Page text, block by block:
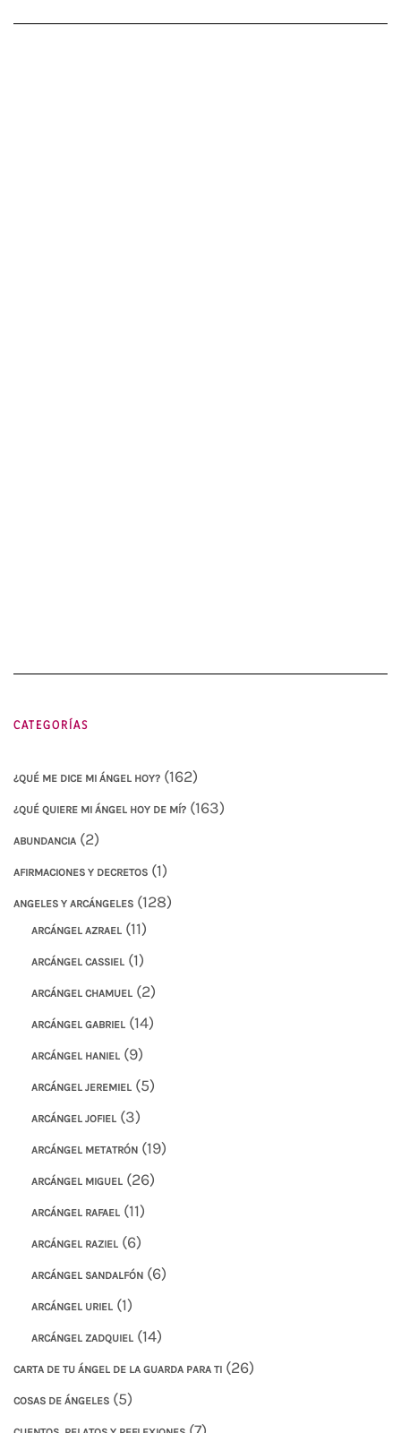
CATEGORÍAS
¿QUÉ ME DICE MI ÁNGEL HOY? (162)
¿QUÉ QUIERE MI ÁNGEL HOY DE MÍ? (163)
ABUNDANCIA (2)
AFIRMACIONES Y DECRETOS (1)
ANGELES Y ARCÁNGELES (128)
ARCÁNGEL AZRAEL (11)
ARCÁNGEL CASSIEL (1)
ARCÁNGEL CHAMUEL (2)
ARCÁNGEL GABRIEL (14)
ARCÁNGEL HANIEL (9)
ARCÁNGEL JEREMIEL (5)
ARCÁNGEL JOFIEL (3)
ARCÁNGEL METATRÓN (19)
ARCÁNGEL MIGUEL (26)
ARCÁNGEL RAFAEL (11)
ARCÁNGEL RAZIEL (6)
ARCÁNGEL SANDALFÓN (6)
ARCÁNGEL URIEL (1)
ARCÁNGEL ZADQUIEL (14)
CARTA DE TU ÁNGEL DE LA GUARDA PARA TI (26)
COSAS DE ÁNGELES (5)